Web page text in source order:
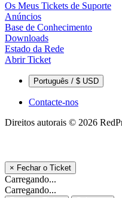
Os Meus Tickets de Suporte
Anúncios
Base de Conhecimento
Downloads
Estado da Rede
Abrir Ticket
Português / $ USD
Contacte-nos
Direitos autorais © 2026
× Fechar o Ticket
Carregando...
Carregando...